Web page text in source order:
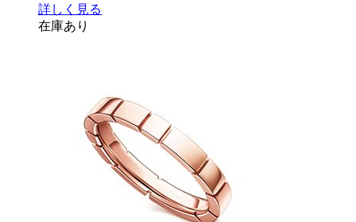
詳しく見る
在庫あり